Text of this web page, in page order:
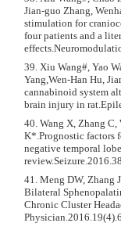
Jian-guo Zhang,
stimulation for
four patients and a
39. Xiu Wang#, Yao
Yang,Wen-Han Hu,
cannabinoid system
brain injury in
40. Wang X, Zhang C,
K*.Prognostic factors
negative temporal
41. Meng DW, Zhang
Bilateral
Chronic Cluster